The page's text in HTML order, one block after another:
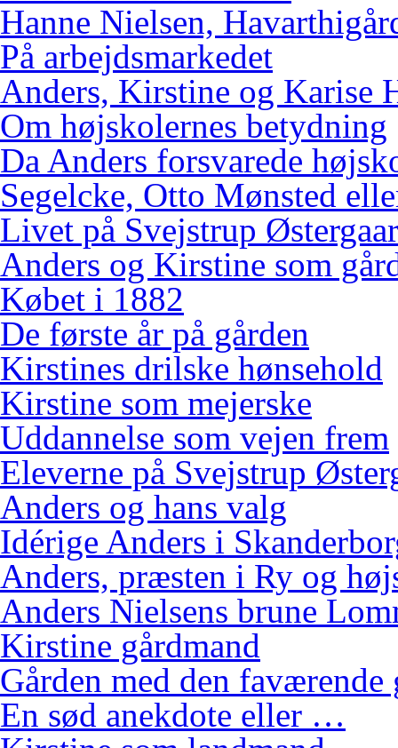
Hanne Nielsen,
På arbejdsmarkedet
Anders, Kirstine og Karise
Om højskolernes betydning
Da Anders forsvarede
Segelcke, Otto Mønsted
Livet på Svejstrup
Anders og Kirstine som
Købet i 1882
De første år på gården
Kirstines drilske hønsehold
Kirstine som mejerske
Uddannelse som vejen frem
Eleverne på Svejstrup
Anders og hans valg
Idérige Anders i
Anders, præsten i Ry og
Anders Nielsens brune
Kirstine gårdmand
Gården med den faværende
En sød anekdote eller …